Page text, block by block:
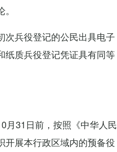
次兵役登记的公民出具电子
纸质兵役登记凭证具有同等
月31日前，按照《中华人民
开展本行政区域内的预备役